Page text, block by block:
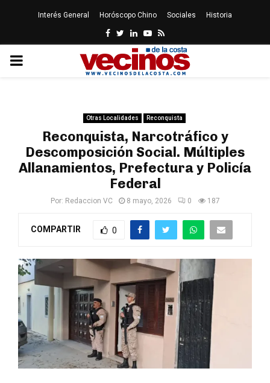
Interés General Horóscopo Chino Sociales Historia
Facebook
Twitter
LinkedinYoutube
Rss
PRIMARY
Otras Localidades Reconquista
Reconquista, Narcotráfico y
Descomposición Social. Múltiples
Allanamientos, Prefectura y Policía
Federal
Por: Redaccion VC 8 mayo, 2026 0 187
COMPARTIR 0